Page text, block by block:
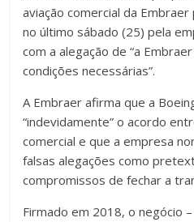
aviação comercial da
no último sábado (25) pela
com a alegação de “a
condições necessárias”.
A Embraer afirma que a
“indevidamente” o acordo
comercial e que a empresa
falsas alegações como
compromissos de fechar a
Firmado em 2018, o negócio